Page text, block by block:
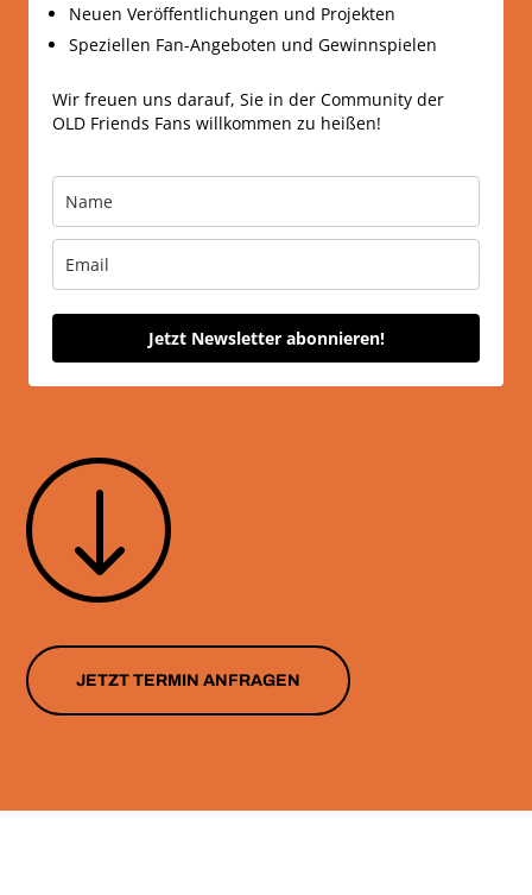
Neuen Veröffentlichungen und Projekten
Speziellen Fan-Angeboten und Gewinnspielen
Wir freuen uns darauf, Sie in der Community der
OLD Friends Fans willkommen zu heißen!
Jetzt Newsletter abonnieren!
"
JETZT TERMIN ANFRAGEN